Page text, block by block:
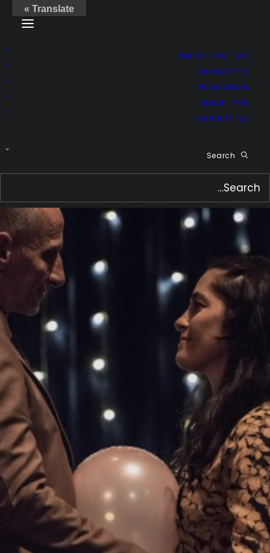
סִיעוּרֵי מָחוֹל | dance
שִׁירָה | poetry
translations
אוֹדוֹת | about
קֶשֶׁר | contact
Search
Translate »